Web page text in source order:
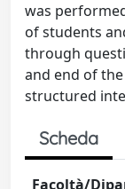
was
of students
through
and end of
structured
Scheda
Facoltà/